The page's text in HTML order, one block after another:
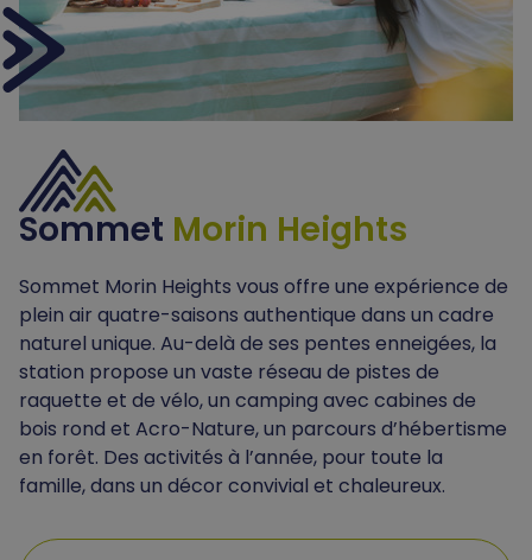
Sommet Morin Heights
Sommet Morin Heights vous offre une expérience de
plein air quatre-saisons authentique dans un cadre
naturel unique. Au-delà de ses pentes enneigées, la
station propose un vaste réseau de pistes de
raquette et de vélo, un camping avec cabines de
bois rond et Acro-Nature, un parcours d’hébertisme
en forêt. Des activités à l’année, pour toute la
famille, dans un décor convivial et chaleureux.